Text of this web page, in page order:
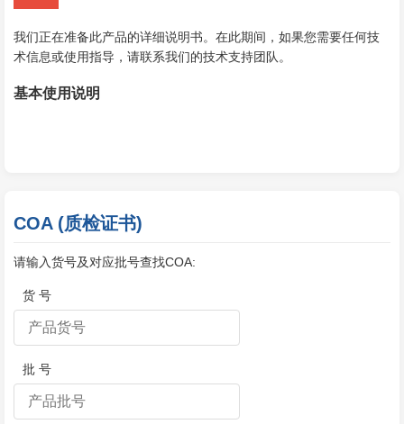
我们正在准备此产品的详细说明书。在此期间，如果您需要任何技
术信息或使用指导，请联系我们的技术支持团队。
基本使用说明
COA (质检证书)
请输入货号及对应批号查找COA:
货 号
批 号